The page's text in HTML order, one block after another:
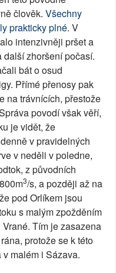
člověk. Všechny
prakticky plné. V
intenzivněji pršet a
zhoršení počasí.
bát o osud
Přímé přenosy pak
na trávnících, přestože
povodí však věří,
je vidět, že
v pravidelných
v neděli v poledne,
z původních
3/s, a později až na
pod Orlíkem jsou
s malým zpožděním
Tím je zasazena
protože se k této
malém i Sázava.